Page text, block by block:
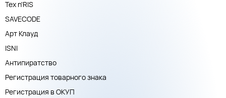
Тех n'RIS
SAVECODE
Арт Клауд
ISNI
Антипиратство
Регистрация товарного знака
Регистрация в ОКУП